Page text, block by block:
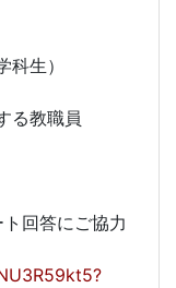
生）
教職員
回答にご協力